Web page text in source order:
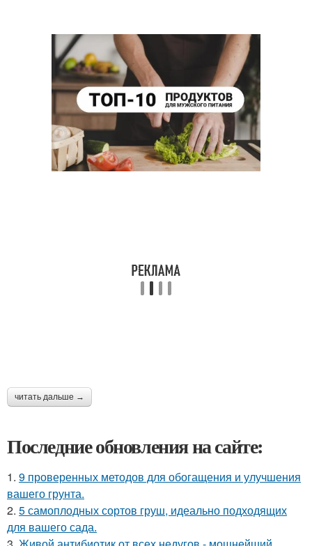
читать дальше →
Последние обновления на сайте:
1. 9 проверенных методов для обогащения и улучшения
вашего грунта.
2. 5 самоплодных сортов груш, идеально подходящих
для вашего сада.